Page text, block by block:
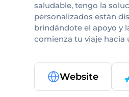
saludable, tengo la
personalizados están
brindándote el apoyo y
comienza tu viaje hacia
Website